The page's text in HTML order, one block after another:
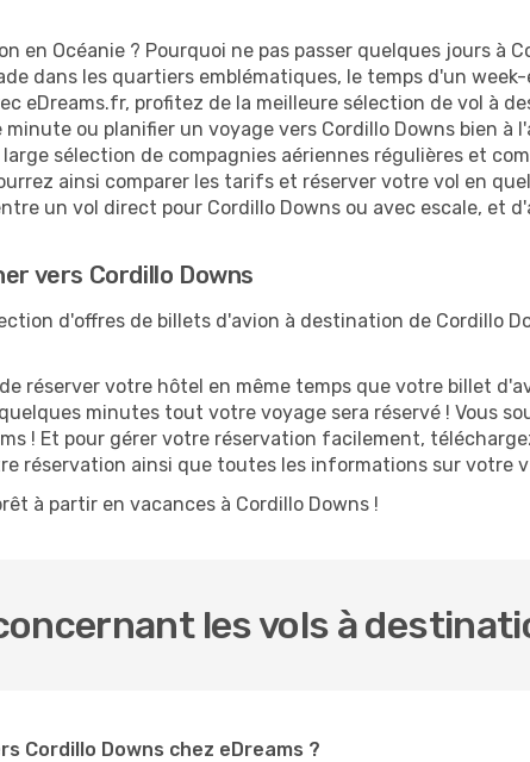
en Océanie ? Pourquoi ne pas passer quelques jours à
dans les quartiers emblématiques, le temps d'un
eDreams.fr, profitez de la meilleure sélection de vol à
ou planifier un voyage vers Cordillo Downs bien à
sélection de compagnies aériennes régulières et
ainsi comparer les tarifs et réserver votre vol en
un vol direct pour Cordillo Downs ou avec escale, et
vers Cordillo Downs
d'offres de billets d'avion à destination de Cordillo
réserver votre hôtel en même temps que votre billet
minutes tout votre voyage sera réservé ! Vous
! Et pour gérer votre réservation facilement,
réservation ainsi que toutes les informations sur votre
à partir en vacances à Cordillo Downs !
les vols à
Cordillo Downs chez eDreams ?